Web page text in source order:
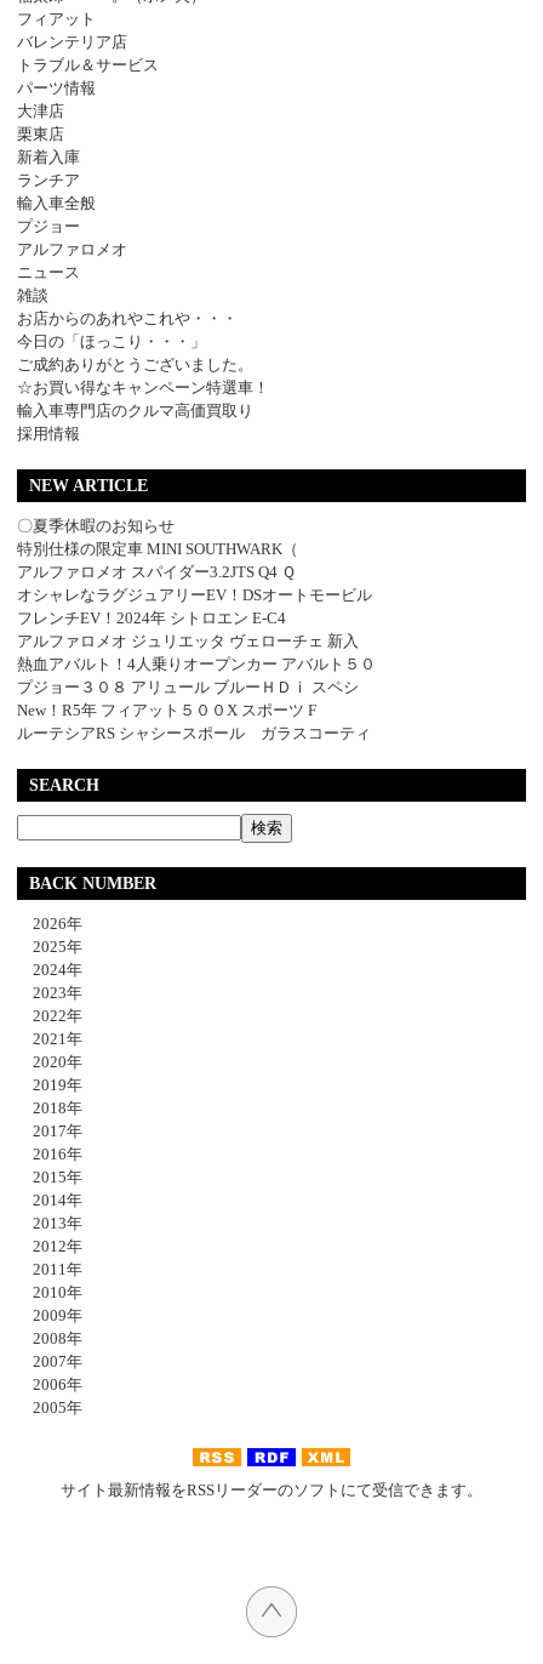
フィアット
バレンテリア店
トラブル＆サービス
パーツ情報
大津店
栗東店
新着入庫
ランチア
輸入車全般
プジョー
アルファロメオ
ニュース
雑談
お店からのあれやこれや・・・
今日の「ほっこり・・・」
ご成約ありがとうございました。
☆お買い得なキャンペーン特選車！
輸入車専門店のクルマ高価買取り
採用情報
NEW ARTICLE
〇夏季休暇のお知らせ
特別仕様の限定車 MINI SOUTHWARK（
アルファロメオ スパイダー3.2JTS Q4 Ｑ
オシャレなラグジュアリーEV！DSオートモービル
フレンチEV！2024年 シトロエン E-C4
アルファロメオ ジュリエッタ ヴェローチェ 新入
熱血アバルト！4人乗りオープンカー アバルト５０
プジョー３０８ アリュール ブルーＨＤｉ スペシ
New！R5年 フィアット５００X スポーツ F
ルーテシアRS シャシースポール ガラスコーティ
SEARCH
BACK NUMBER
2026年
2025年
2024年
2023年
2022年
2021年
2020年
2019年
2018年
2017年
2016年
2015年
2014年
2013年
2012年
2011年
2010年
2009年
2008年
2007年
2006年
2005年
サイト最新情報をRSSリーダーのソフトにて受信できます。